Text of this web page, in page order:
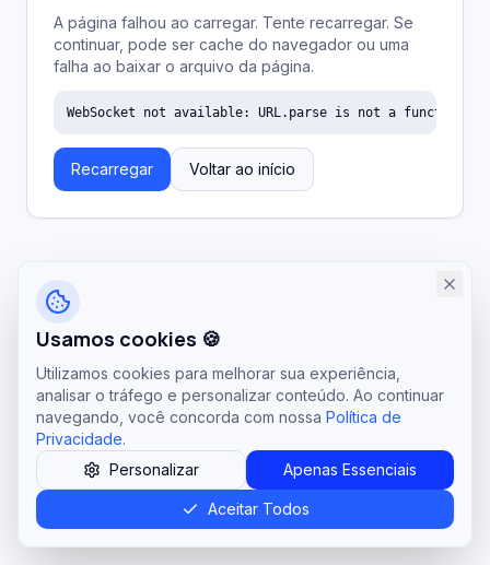
A página falhou ao carregar. Tente recarregar. Se
continuar, pode ser cache do navegador ou uma
falha ao baixar o arquivo da página.
WebSocket not available: URL.parse is not a function
Recarregar Voltar ao início
Usamos cookies 🍪
Utilizamos cookies para melhorar sua experiência,
analisar o tráfego e personalizar conteúdo. Ao continuar
navegando, você concorda com nossa Política de
Privacidade.
Personalizar
Apenas Essenciais
Aceitar Todos